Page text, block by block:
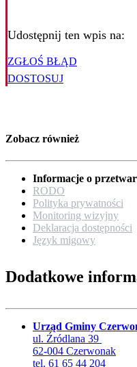
Udostępnij ten wpis na:
ZGŁOŚ BŁĄD
DOSTOSUJ
Zobacz również
Informacje o
RODO
Polityka prywatności
Monitoring wizyjny
Deklaracja dostępności
Język migowy
Dodatkowe
Urząd Gminy
ul. Źródlana 39
62-004 Czerwonak
tel. 61 65 44 204